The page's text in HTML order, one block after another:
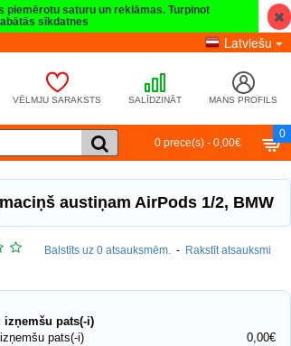
piemērotu saturu un reklāmas. Turpinot
sīkdatnes
Latviešu
VĒLMJU SARAKSTS SALĪDZINĀT MANS PROFILS
0 prece(s) - 0,00€
0
austiņam AirPods 1/2, BMW
Balstīts uz 0 atsauksmēm. - Rakstīt atsauksmi
izņemšu pats(-i)
pats(-i)
0,00€